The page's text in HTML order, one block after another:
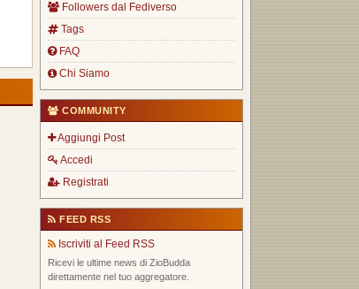
Followers dal Fediverso
Tags
FAQ
Chi Siamo
COMMUNITY
Aggiungi Post
Accedi
Registrati
FEED RSS
Iscriviti al Feed RSS
Ricevi le ultime news di ZioBudda
direttamente nel tuo aggregatore.